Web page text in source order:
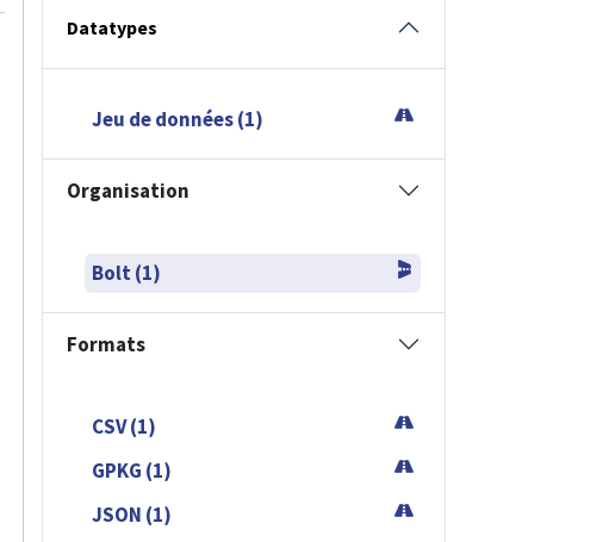
Datatypes
Jeu de données (1)
Organisation
Bolt (1)
Formats
CSV (1)
GPKG (1)
JSON (1)